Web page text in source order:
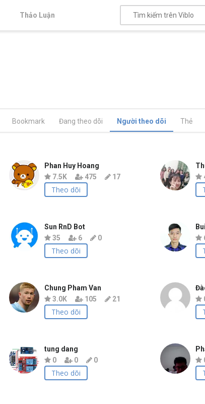
Thảo Luận
Bookmark Đang theo dõi Người theo dõi Thẻ
Phan Huy Hoang
7.5K
475 17
Theo dõi
Sun RnD Bot
35
6 0
Theo dõi
Chung Pham Van
3.0K
105 21
Theo dõi
tung dang
0
0 0
Theo dõi